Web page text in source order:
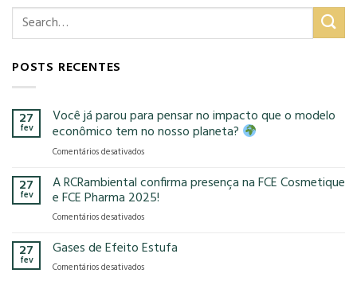
POSTS RECENTES
27
fev
Você já parou para pensar no impacto que o modelo
econômico tem no nosso planeta?
Comentários desativadosem
já
parou
para
pensar
impacto
o
27
fev
A RCRambiental confirma presença na FCE Cosmetique
e FCE Pharma 2025!
Comentários desativadosem
RCRambiental
presença
27
fev
Gases de Efeito Estufa
Comentários desativadosem